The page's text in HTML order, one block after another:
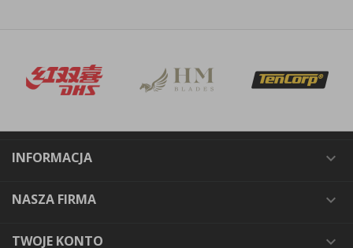
INFORMACJA 
NASZA FIRMA 
TWOJE KONTO 